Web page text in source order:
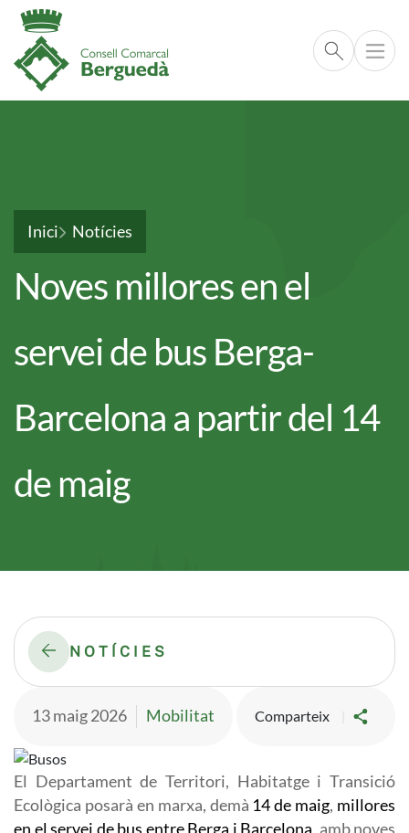
Cerca
Fil d'ariadna
Inici Notícies
Noves millores en el
servei de bus Berga-
Barcelona a partir del 14
de maig
NOTÍCIES
13 maig 2026 Mobilitat Comparteix
Imatge
El Departament de Territori, Habitatge i Transició
Ecològica posarà en marxa, demà 14 de maig, millores
en el servei de bus entre Berga i Barcelona, amb noves